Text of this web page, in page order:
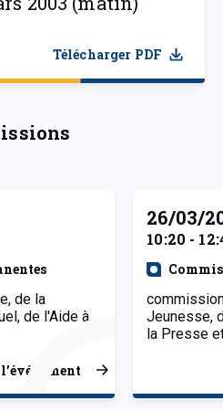
Télécharger PDF
de la
de l'Aide à
26/03/
10:20 -
Jeunesse,
la Presse